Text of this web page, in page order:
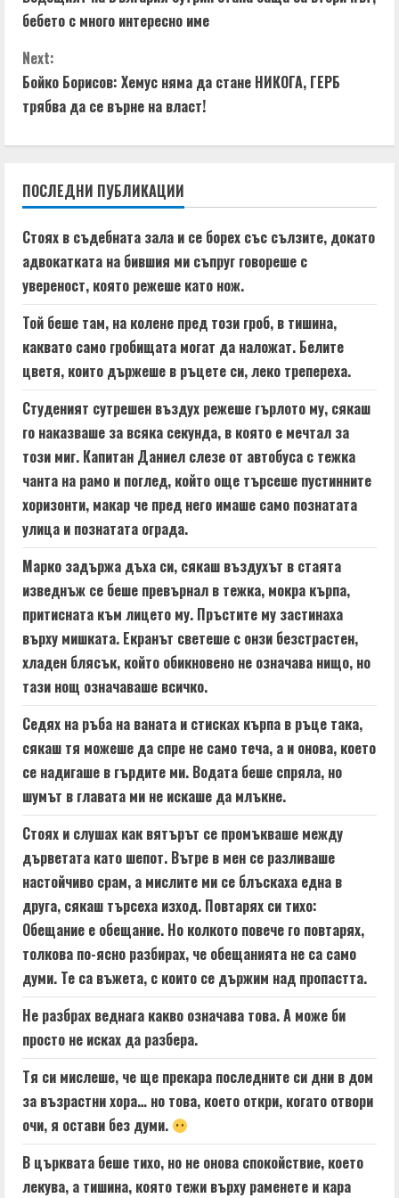
n
g
o
n
t
u
e
R
e
a
d
i
n
g
бебето с много интересно име
Next:
Бойко Борисов: Хемус няма да стане НИКОГА, ГЕРБ
трябва да се върне на власт!
ПОСЛЕДНИ ПУБЛИКАЦИИ
Стоях в съдебната зала и се борех със сълзите, докато
адвокатката на бившия ми съпруг говореше с
увереност, която режеше като нож.
Той беше там, на колене пред този гроб, в тишина,
каквато само гробищата могат да наложат. Белите
цветя, които държеше в ръцете си, леко трепереха.
Студеният сутрешен въздух режеше гърлото му, сякаш
го наказваше за всяка секунда, в която е мечтал за
този миг. Капитан Даниел слезе от автобуса с тежка
чанта на рамо и поглед, който още търсеше пустинните
хоризонти, макар че пред него имаше само познатата
улица и познатата ограда.
Марко задържа дъха си, сякаш въздухът в стаята
изведнъж се беше превърнал в тежка, мокра кърпа,
притисната към лицето му. Пръстите му застинаха
върху мишката. Екранът светеше с онзи безстрастен,
хладен блясък, който обикновено не означава нищо, но
тази нощ означаваше всичко.
Седях на ръба на ваната и стисках кърпа в ръце така,
сякаш тя можеше да спре не само теча, а и онова, което
се надигаше в гърдите ми. Водата беше спряла, но
шумът в главата ми не искаше да млъкне.
Стоях и слушах как вятърът се промъкваше между
дърветата като шепот. Вътре в мен се разливаше
настойчиво срам, а мислите ми се блъскаха една в
друга, сякаш търсеха изход. Повтарях си тихо:
Обещание е обещание. Но колкото повече го повтарях,
толкова по-ясно разбирах, че обещанията не са само
думи. Те са въжета, с които се държим над пропастта.
Не разбрах веднага какво означава това. А може би
просто не исках да разбера.
Тя си мислеше, че ще прекара последните си дни в дом
за възрастни хора… но това, което откри, когато отвори
очи, я остави без думи.
В църквата беше тихо, но не онова спокойствие, което
лекува, а тишина, която тежи върху раменете и кара